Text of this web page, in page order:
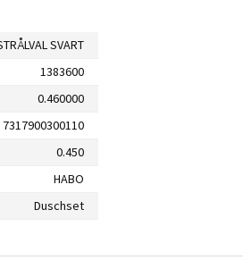
SVART
1383600
0.460000
7317900300110
0.450
HABO
Duschset